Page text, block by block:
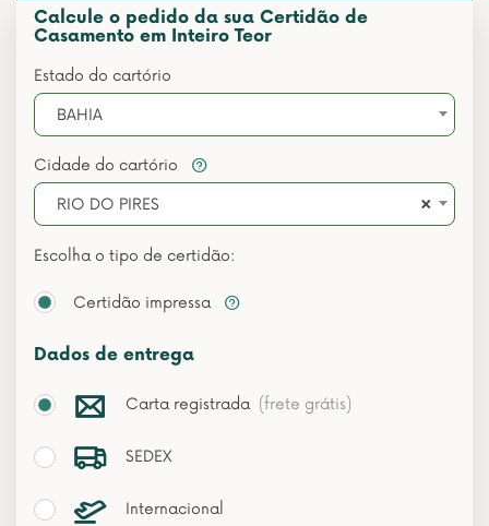
Calcule o pedido da sua Certidão de
Casamento em Inteiro Teor
Estado do cartório
BAHIA
Cidade do cartório
×
RIO DO PIRES
Escolha o tipo de certidão:
Certidão impressa
Dados de entrega
Carta registrada (frete grátis)
SEDEX
Internacional